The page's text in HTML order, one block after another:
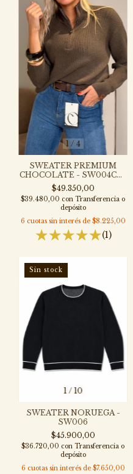
1 / 4
SWEATER PREMIUM
CHOCOLATE - SW004CH-
PRA
$49.350,00
$39.480,00 con Transferencia o
depósito
6 cuotas sin interés de $8.225,00
(1)
1/ 10
Sin stock
SWEATER NORUEGA -
SW006
$45.900,00
$36.720,00 con Transferencia o
depósito
6 cuotas sin interés de $7.650,00